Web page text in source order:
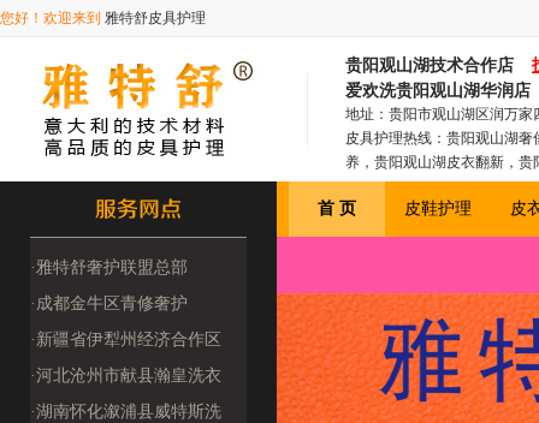
您好！欢迎来到 雅特舒皮具护理
贵阳观山湖技术合作店
爱欢洗贵阳观山湖华润店
地址：贵阳市观山湖区润万家
皮具护理热线：贵阳观山湖
养，贵阳观山湖皮衣翻新，
复，贵阳观山湖汽车真皮养
·雅特舒奢护联盟总部
(2509180000
·成都金牛区青修奢护
（2509220009
·新疆省伊犁州经济合作区
洁伊洗衣馆（250
·河北沧州市献县瀚皇洗衣
洗鞋（四季干洗25
·湖南怀化溆浦县威特斯洗
首 页 皮鞋护理 皮